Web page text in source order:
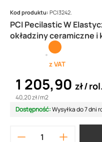
PCI Pecilastic W
okładziny ceramiczne
Kod produktu: PCI3242.
z VAT
1 205,90 zł rol.
40,20 zł/m2
Dostępność:Wysyłka do 7 dni